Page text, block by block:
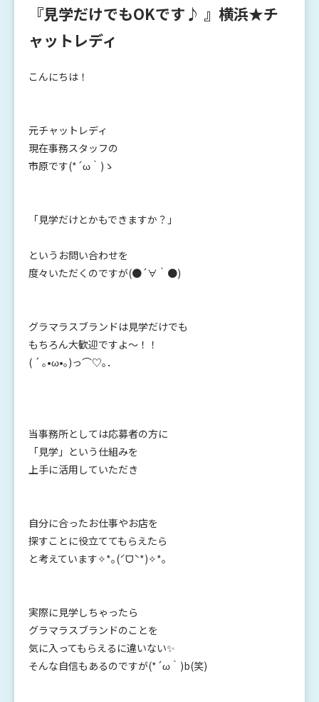
『見学だけでもOKです♪ 』横浜★チ
ャットレディ
こんにちは！
元チャットレディ
現在事務スタッフの
市原です(*´ω｀)ゝ
「見学だけとかもできますか？」
というお問い合わせを
度々いただくのですが(●´∀｀●)
グラマラスブランドは見学だけでも
もちろん大歓迎ですよ～！！
( ´ ｡•ω•｡)っ⌒♡｡．
当事務所としては応募者の方に
「見学」という仕組みを
上手に活用していただき
自分に合ったお仕事やお店を
探すことに役立ててもらえたら
と考えています✧*｡(ˊᗜˋ*)✧*｡
実際に見学しちゃったら
グラマラスブランドのことを
気に入ってもらえるに違いない✨
そんな自信もあるのですが(*´ω｀)b(笑)